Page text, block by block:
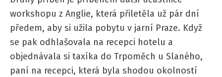
workshopu z Anglie, která přiletěla už pár dní
předem, aby si užila pobytu v jarní Praze. Když
se pak odhlašovala na recepci hotelu a
objednávala si taxíka do Trpoměch u Slaného,
paní na recepci, která byla shodou okolností